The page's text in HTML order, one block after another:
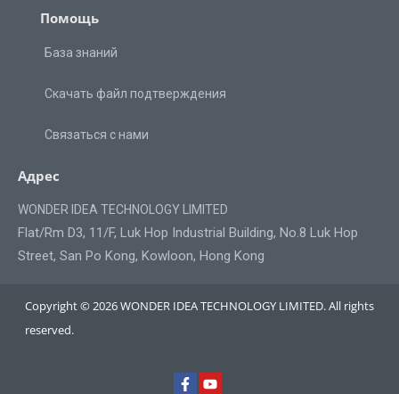
Помощь
База знаний
Скачать файл подтверждения
Связаться с нами
Адрес
WONDER IDEA TECHNOLOGY LIMITED
Flat/Rm D3, 11/F, Luk Hop Industrial Building, No.8 Luk Hop
Street, San Po Kong, Kowloon, Hong Kong
Copyright © 2026 WONDER IDEA TECHNOLOGY LIMITED. All rights
reserved.